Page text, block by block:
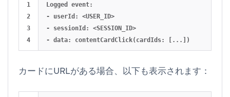
1
2
3
Logged event:
- userId: <USER_ID>
- sessionId: <SESSION_ID>
カードにURLがある場合、以下も表示されます：